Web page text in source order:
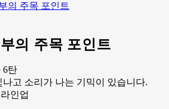
의 주목 포인트
의 주목 포인트
6탄
고 소리가 나는 기믹이 있습니다.
인업